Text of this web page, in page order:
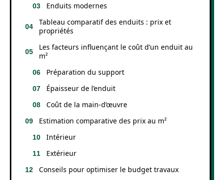
Enduits modernes
Tableau comparatif des enduits : prix et
propriétés
Les facteurs influençant le coût d’un enduit au
m²
Préparation du support
Épaisseur de l’enduit
Coût de la main-d’œuvre
Estimation comparative des prix au m²
Intérieur
Extérieur
Conseils pour optimiser le budget travaux